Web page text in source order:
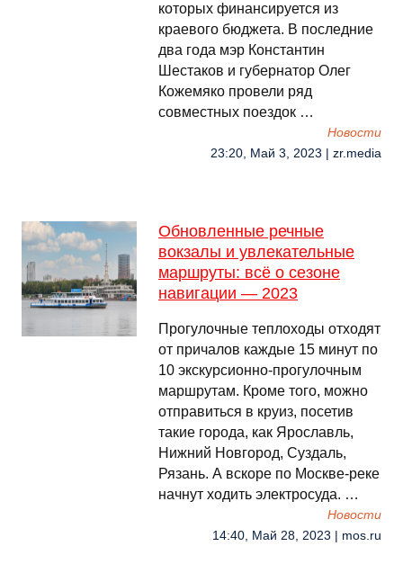
которых финансируется из
краевого бюджета. В последние
два года мэр Константин
Шестаков и губернатор Олег
Кожемяко провели ряд
совместных поездок …
Новости
23:20, Май 3, 2023 | zr.media
Обновленные речные
вокзалы и увлекательные
маршруты: всё о сезоне
навигации — 2023
Прогулочные теплоходы отходят
от причалов каждые 15 минут по
10 экскурсионно-прогулочным
маршрутам. Кроме того, можно
отправиться в круиз, посетив
такие города, как Ярославль,
Нижний Новгород, Суздаль,
Рязань. А вскоре по Москве-реке
начнут ходить электросуда. …
Новости
14:40, Май 28, 2023 | mos.ru